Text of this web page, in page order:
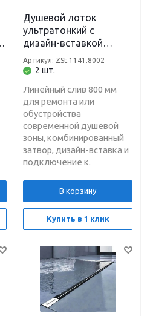
Душевой лоток
ультратонкий с
дизайн-вставкой
(комбинированный
затвор) 70 х 800 мм
2 шт.
Артикул: ZSt.1141.8002
Линейный слив 800 мм
для ремонта или
обустройства
современной душевой
зоны, комбинированный
затвор, дизайн-вставка и
подключение к.
В корзину
Купить в 1 клик